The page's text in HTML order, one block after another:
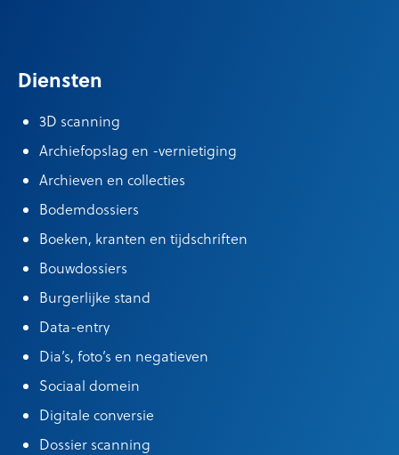
Diensten
3D scanning
Archiefopslag en -vernietiging
Archieven en collecties
Bodemdossiers
Boeken, kranten en tijdschriften
Bouwdossiers
Burgerlijke stand
Data-entry
Dia’s, foto’s en negatieven
Sociaal domein
Digitale conversie
Dossier scanning